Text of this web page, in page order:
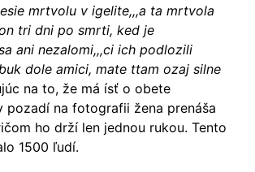
mrtvolu v igelite,,,a ta mrtvola
tri dni po smrti, ked je
ani nezalomi,,,ci ich podlozili
dole amici, mate ttam ozaj silne
na to, že má ísť o obete
pozadí na fotografii žena prenáša
ho drží len jednou rukou. Tento
1500 ľudí.